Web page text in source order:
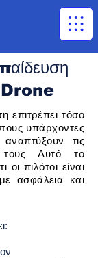
Drone
επιτρέπει τόσο
υπάρχοντες
τις
τους Αυτό το
οι πιλότοι είναι
ασφάλεια και